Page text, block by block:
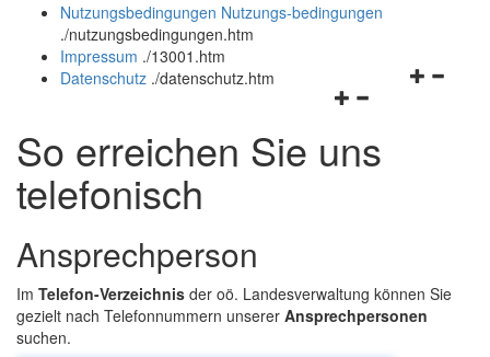
und
schließen
Nutzungsbedingungen Nutzungs-bedingungen
./nutzungsbedingungen.htm
Impressum ./13001.htm
Navigationsmenü
und
schließen
Datenschutz ./datenschutz.htm
So erreichen Sie uns
telefonisch
Ansprechperson
Im Telefon-Verzeichnis der oö. Landesverwaltung können Sie
gezielt nach Telefonnummern unserer Ansprechpersonen
suchen.